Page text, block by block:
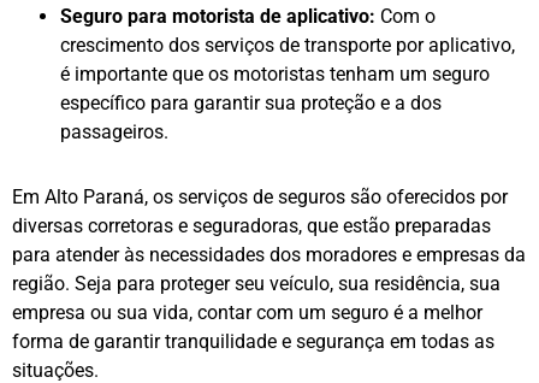
Seguro para motorista de aplicativo: Com o
crescimento dos serviços de transporte por aplicativo,
é importante que os motoristas tenham um seguro
específico para garantir sua proteção e a dos
passageiros.
Em Alto Paraná, os serviços de seguros são oferecidos por
diversas corretoras e seguradoras, que estão preparadas
para atender às necessidades dos moradores e empresas da
região. Seja para proteger seu veículo, sua residência, sua
empresa ou sua vida, contar com um seguro é a melhor
forma de garantir tranquilidade e segurança em todas as
situações.